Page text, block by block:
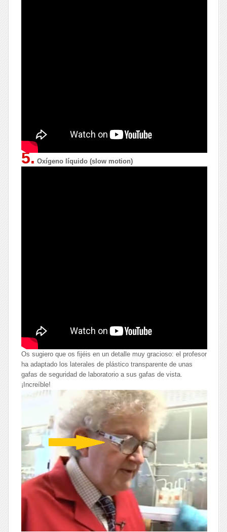
5. Oxígeno líquido (slow motion)
Os sugiero que os fijéis en un detalle muy gracioso: el profesor
ha adaptado los laterales de plástico transparente de unas
gafas de seguridad de laboratorio a sus gafas de vista.
¡Increíble!